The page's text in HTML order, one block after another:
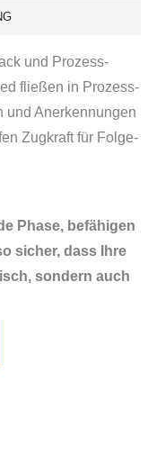
und Prozess­
fließen in Prozess-
und Anerkennungen
Zugkraft für Folge­
Phase, befähigen
sicher, dass Ihre
sondern auch